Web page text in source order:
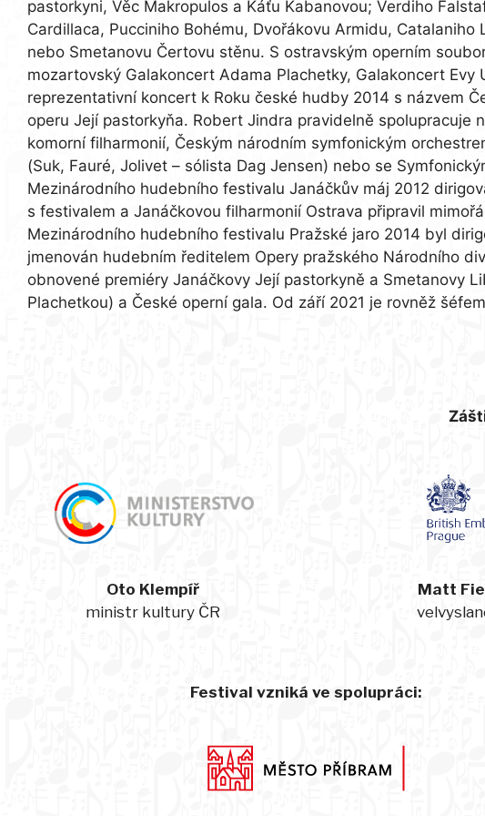
pastorkyni, Věc Makropulos a Káťu Kabanovou; Verdiho
Cardillaca, Pucciniho Bohému, Dvořákovu Armidu, Catalaniho
nebo Smetanovu Čertovu stěnu. S ostravským operním
mozartovský Galakoncert Adama Plachetky, Galakoncert
reprezentativní koncert k Roku české hudby 2014 s názvem
operu Její pastorkyňa. Robert Jindra pravidelně spolupracuje
komorní filharmonií, Českým národním symfonickým
(Suk, Fauré, Jolivet – sólista Dag Jensen) nebo se
Mezinárodního hudebního festivalu Janáčkův máj 2012
s festivalem a Janáčkovou filharmonií Ostrava připravil
Mezinárodního hudebního festivalu Pražské jaro 2014 byl
jmenován hudebním ředitelem Opery pražského Národního
obnovené premiéry Janáčkovy Její pastorkyně a Smetanovy
Plachetkou) a České operní gala. Od září 2021 je rovněž
Oto Klempíř
ministr kultury ČR
Matt
Festival vzniká ve spolupráci: